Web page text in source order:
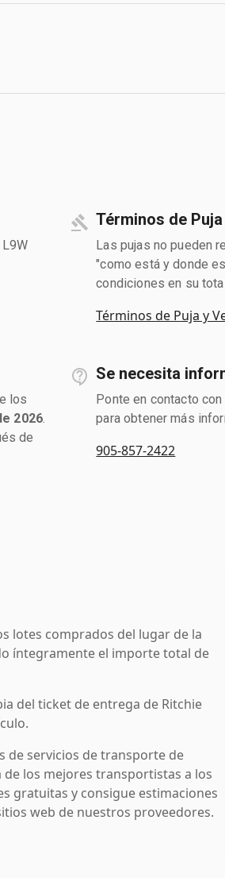
Términos de
Las pujas no pueden
"como está y donde
condiciones en su
Términos de Puja y
los
2026
de
Se necesita
Ponte en contacto
para obtener más
905-857-2422
lotes comprados del lugar de la
íntegramente el importe total de
del ticket de entrega de Ritchie
de servicios de transporte de
los mejores transportistas a los
gratuitas y consigue estimaciones
web de nuestros proveedores.